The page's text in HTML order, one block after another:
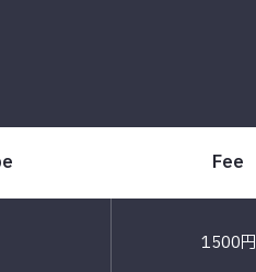
Fee
1500円